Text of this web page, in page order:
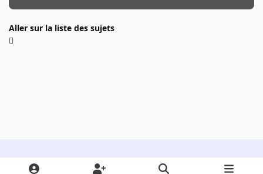
Aller sur la liste des sujets